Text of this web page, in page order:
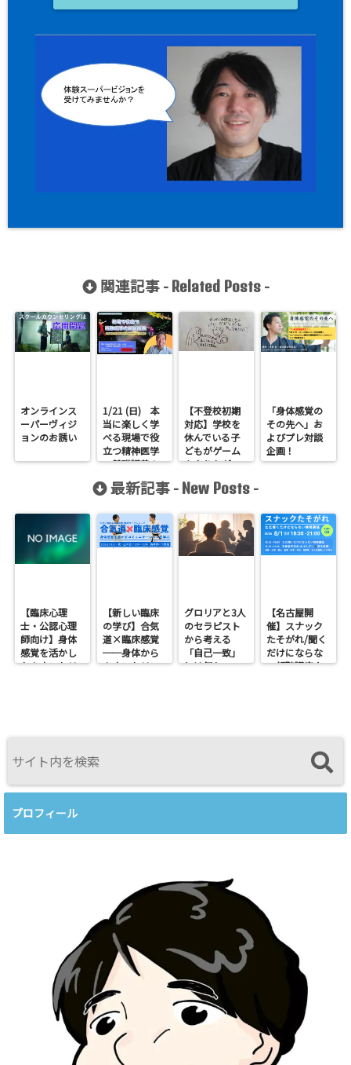
関連記事 - Related Posts-
オンラインス
ーパーヴィジ
ョンのお誘い
1/21 (日) 本
当に楽しく学
べる現場で役
立つ精神医学
の基礎講義！
【不登校初期
対応】学校を
休んでいる子
どもがゲーム
をやりたがっ
「身体感覚の
その先へ」お
よびプレ対談
企画！
最新記事 - New Posts -
【臨床心理
士・公認心理
師向け】身体
感覚を活かし
たカウンセリ
【新しい臨床
の学び】合気
道×臨床感覚
──身体から
カウンセリン
グロリアと3人
のセラピスト
から考える
「自己一致」
とは何か──
【名古屋開
催】スナック
たそがれ/聞く
だけにならな
い傾聴講座
プロフィール